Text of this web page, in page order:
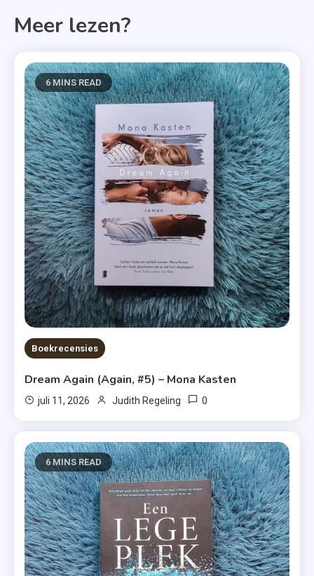
Meer lezen?
6 MINS READ
Boekrecensies
Dream Again (Again, #5) – Mona Kasten
juli 11, 2026 Judith Regeling 0
6 MINS READ